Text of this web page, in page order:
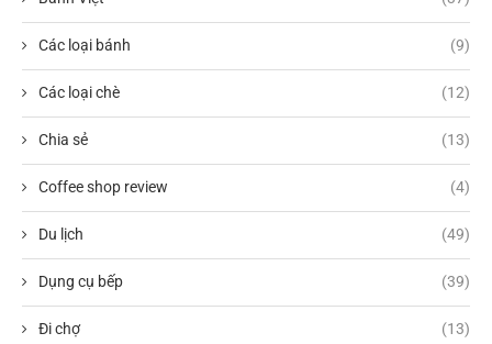
Các loại bánh (9)
Các loại chè (12)
Chia sẻ (13)
Coffee shop review (4)
Du lịch (49)
Dụng cụ bếp (39)
Đi chợ (13)